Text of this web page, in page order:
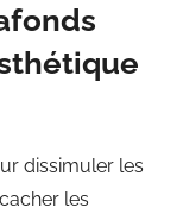
dissimuler les
les